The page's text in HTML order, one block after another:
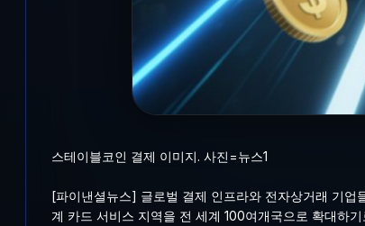
스테이블코인 결제 이미지. 사진=뉴스1
[파이낸셜뉴스] 글로벌 결제 인프라와 전자상거래 기업
계 카드 서비스 지역을 전 세계 100여개국으로 확대하